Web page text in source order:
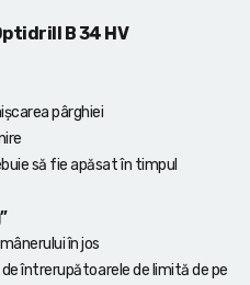
B 34 HV
pârghiei
să fie apăsat în timpul
în jos
întrerupătoarele de limită de pe